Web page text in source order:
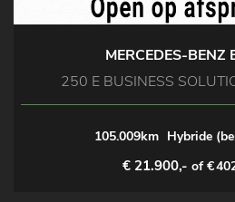
MERCEDES-BENZ
250 E BUSINESS
105.009km Hybride
€ 21.900,- of €